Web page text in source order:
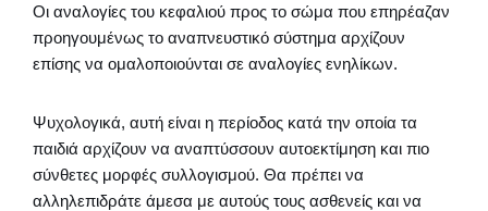
Οι αναλογίες του κεφαλιού προς το σώμα που επηρέαζαν
προηγουμένως το αναπνευστικό σύστημα αρχίζουν
επίσης να ομαλοποιούνται σε αναλογίες ενηλίκων.
Ψυχολογικά, αυτή είναι η περίοδος κατά την οποία τα
παιδιά αρχίζουν να αναπτύσσουν αυτοεκτίμηση και πιο
σύνθετες μορφές συλλογισμού. Θα πρέπει να
αλληλεπιδράτε άμεσα με αυτούς τους ασθενείς και να